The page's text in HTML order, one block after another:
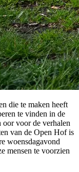
die te maken heeft
te vinden in de
oor voor de verhalen
van de Open Hof is
woensdagavond
mensen te voorzien